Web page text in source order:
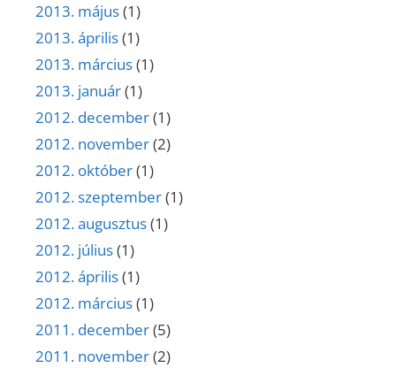
2013. május(1)
2013. április(1)
2013. március(1)
2013. január(1)
2012. december(1)
2012. november(2)
2012. október(1)
2012. szeptember(1)
2012. augusztus(1)
2012. július(1)
2012. április(1)
2012. március(1)
2011. december(5)
2011. november(2)